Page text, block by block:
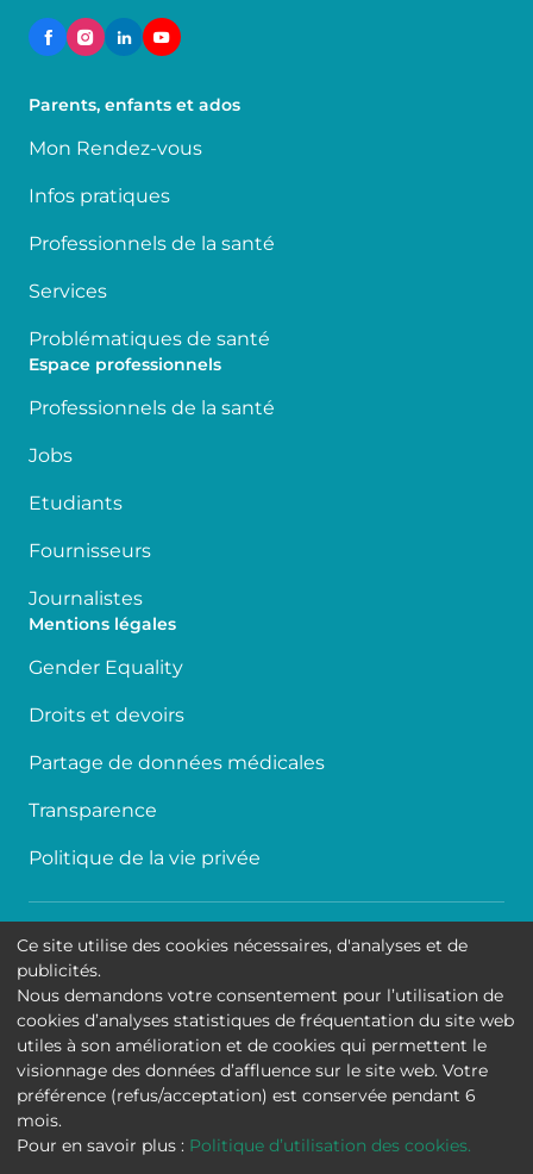
Parents, enfants et ados
Mon Rendez-vous
Infos pratiques
Professionnels de la santé
Services
Problématiques de santé
Espace professionnels
Professionnels de la santé
Jobs
Etudiants
Fournisseurs
Journalistes
Mentions légales
Gender Equality
Droits et devoirs
Partage de données médicales
Transparence
Politique de la vie privée
Accessibilité
Contact
Cookies
Mentions légales
Hôpital Universitaire de Bruxelles
Ce site utilise des cookies nécessaires, d'analyses et de
publicités.
Nous demandons votre consentement pour l’utilisation de
cookies d’analyses statistiques de fréquentation du site web
utiles à son amélioration et de cookies qui permettent le
visionnage des données d’affluence sur le site web. Votre
préférence (refus/acceptation) est conservée pendant 6
mois.
Pour en savoir plus : Politique d’utilisation des cookies.